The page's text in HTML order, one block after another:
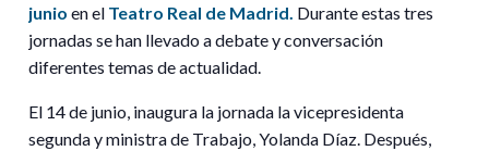
junio en el Teatro Real de Madrid. Durante estas tres
jornadas se han llevado a debate y conversación
diferentes temas de actualidad.
El 14 de junio, inaugura la jornada la vicepresidenta
segunda y ministra de Trabajo, Yolanda Díaz. Después,